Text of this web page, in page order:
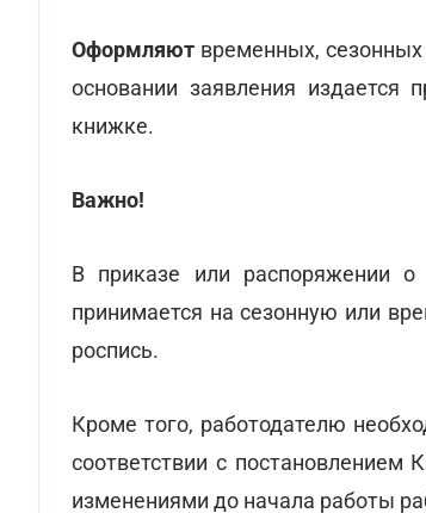
Оформляют временных,
основании заявления издается
книжке.
Важно!
В приказе или распоряжении
принимается на сезонную или
роспись.
Кроме того, работодателю
соответствии с
изменениями до начала работы